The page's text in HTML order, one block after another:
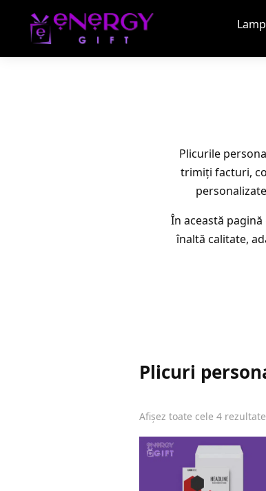
Plicurile
trimiți facturi,
În această
înaltă calitate,
Plicuri
Afișez toate cele 4 rezultate